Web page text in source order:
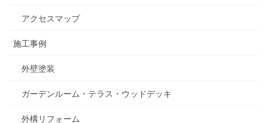
アクセスマップ
施工事例
外壁塗装
ガーデンルーム・テラス・ウッドデッキ
外構リフォーム